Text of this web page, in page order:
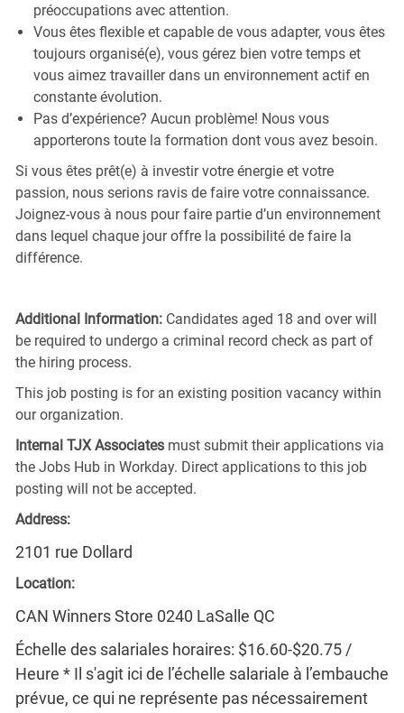
préoccupations avec attention.
Vous êtes flexible et capable de vous adapter, vous êtes
toujours organisé(e), vous gérez bien votre temps et
vous aimez travailler dans un environnement actif en
constante évolution.
Pas d’expérience? Aucun problème! Nous vous
apporterons toute la formation dont vous avez besoin.
Si vous êtes prêt(e) à investir votre énergie et votre
passion, nous serions ravis de faire votre connaissance.
Joignez-vous à nous pour faire partie d’un environnement
dans lequel chaque jour offre la possibilité de faire la
différence.
Additional Information:Candidates aged 18 and over will
be required to undergo a criminal record check as part of
the hiring process.
This job posting is for an existing position vacancy within
our organization.
Internal TJX Associates must submit their applications via
the Jobs Hub in Workday. Direct applications to this job
posting will not be accepted.
Address:
2101 rue Dollard
Location:
CAN Winners Store 0240 LaSalle QC
Échelle des salariales horaires: $16.60-$20.75 /
Heure * Il s'agit ici de l’échelle salariale à l’embauche
prévue, ce qui ne représente pas nécessairement